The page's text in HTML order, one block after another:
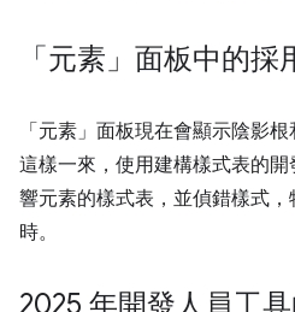
「元素」面板中的採
「元素」 面板現在會顯示陰影根
這樣一來，使用建構樣式表的
響元素的樣式表，並偵錯樣式
時。
2025 年開發人員工